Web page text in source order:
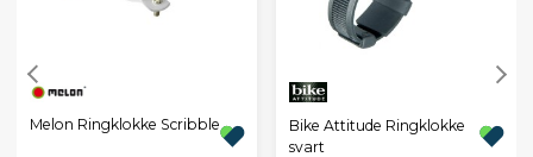
Melon Ringklokke Scribble
Bike Attitude Ringklokke
svart